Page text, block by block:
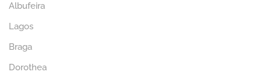
Albufeira
Lagos
Braga
Dorothea